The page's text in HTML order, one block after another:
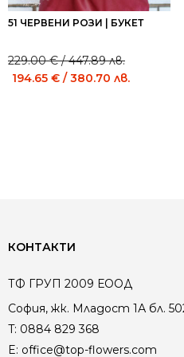
51 ЧЕРВЕНИ РОЗИ | БУКЕТ
Original
price
229.00€/ 447.89 лв.
Current
price
194.65 € / 380.70 лв.
КОНТАКТИ
ТФ ГРУП 2009 ЕООД
София, жк. Младост 1А бл.
T: 0884 829 368
E: office@top-flowers.com